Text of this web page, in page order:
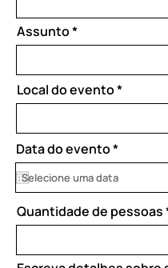
Assunto
Local do evento
Data do evento*r
e
q
u
r
e
Quantidade de pessoas